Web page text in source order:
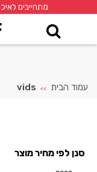
מתחייבים
עמוד הבית >>
vids
סנן לפי מחיר מוצר